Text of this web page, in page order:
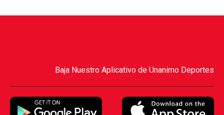
Baja Nuestro Aplicativo de Unanimo Deportes